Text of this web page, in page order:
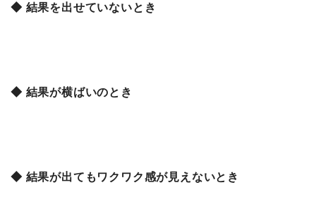
◆ 結果を出せていないとき
◆ 結果が横ばいのとき
◆ 結果が出てもワクワク感が見えないとき